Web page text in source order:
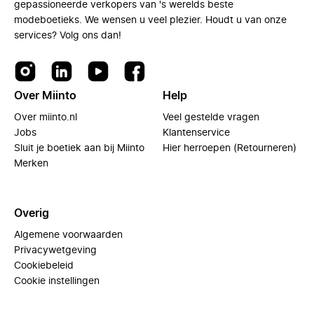
gepassioneerde verkopers van 's werelds beste
modeboetieks. We wensen u veel plezier. Houdt u van onze
services? Volg ons dan!
Over Miinto
Over miinto.nl
Jobs
Sluit je boetiek aan bij Miinto
Merken
Help
Veel gestelde vragen
Klantenservice
Hier herroepen (Retourneren)
Overig
Algemene voorwaarden
Privacywetgeving
Cookiebeleid
Cookie instellingen